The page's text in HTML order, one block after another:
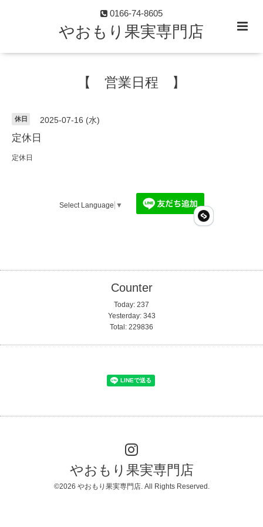
0166-74-8605
やおもり果実専門店
【 営業日程 】
休日 2025-07-16 (水)
定休日
定休日
Select Language ▼
Counter
Today: 237
Yesterday: 343
Total: 229836
やおもり果実専門店
©2026 やおもり果実専門店. All Rights Reserved.